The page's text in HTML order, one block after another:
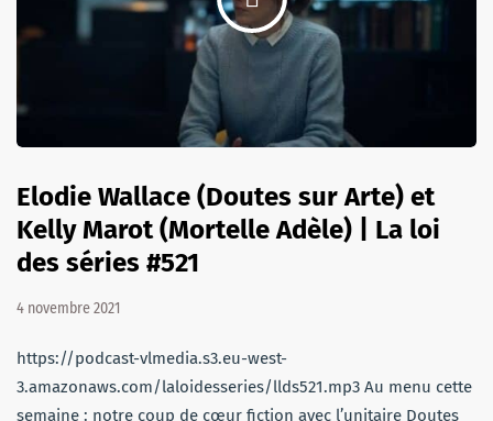
Elodie Wallace (Doutes sur Arte) et
Kelly Marot (Mortelle Adèle) | La loi
des séries #521
4 novembre 2021
https://podcast-vlmedia.s3.eu-west-
3.amazonaws.com/laloidesseries/llds521.mp3 Au menu cette
semaine : notre coup de cœur fiction avec l’unitaire Doutes